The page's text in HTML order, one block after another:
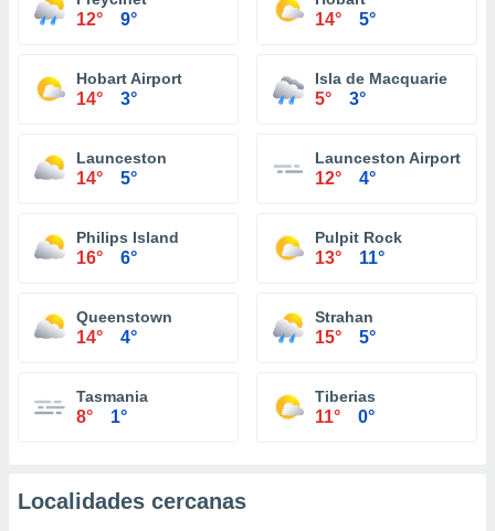
12° 9° 14° 5°
Hobart Airport
14° 3°
Isla de Macquarie
5° 3°
Launceston
14° 5°
Launceston Airport
12° 4°
Philips Island
16° 6°
Pulpit Rock
13° 11°
Queenstown
14° 4°
Strahan
15° 5°
Tasmania
8° 1°
Tiberias
11° 0°
Localidades cercanas